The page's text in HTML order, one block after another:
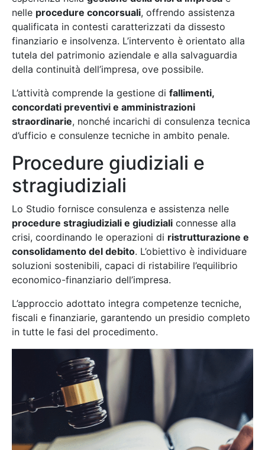
nelle procedure concorsuali, offrendo assistenza
qualificata in contesti caratterizzati da dissesto
finanziario e insolvenza. L’intervento è orientato alla
tutela del patrimonio aziendale e alla salvaguardia
della continuità dell’impresa, ove possibile.
L’attività comprende la gestione di fallimenti,
concordati preventivi e amministrazioni
straordinarie, nonché incarichi di consulenza tecnica
d’ufficio e consulenze tecniche in ambito penale.
Procedure giudiziali e
stragiudiziali
Lo Studio fornisce consulenza e assistenza nelle
procedure stragiudiziali e giudiziali connesse alla
crisi, coordinando le operazioni di ristrutturazione e
consolidamento del debito. L’obiettivo è individuare
soluzioni sostenibili, capaci di ristabilire l’equilibrio
economico-finanziario dell’impresa.
L’approccio adottato integra competenze tecniche,
fiscali e finanziarie, garantendo un presidio completo
in tutte le fasi del procedimento.